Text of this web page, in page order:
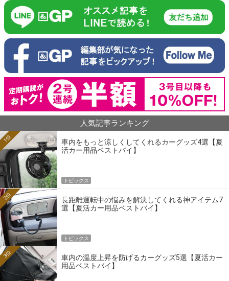
人気記事ランキング
車内をもっと涼しくしてくれるカーグッズ4選【夏
活カー用品ベストバイ】
1位
トピックス
長距離運転中の悩みを解決してくれる神アイテム7
選【夏活カー用品ベストバイ】
2位
トピックス
車内の温度上昇を防げるカーグッズ5選【夏活カー
用品ベストバイ】
3位